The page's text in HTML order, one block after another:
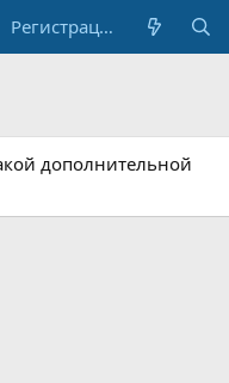
Регистрация
дополнительной